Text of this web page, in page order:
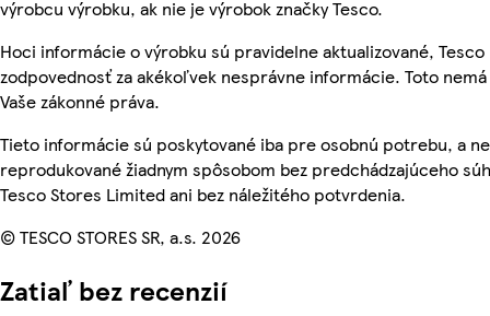
výrobcu výrobku, ak nie je výrobok značky Tesco.
Hoci informácie o výrobku sú pravidelne aktualizované, Tesco
zodpovednosť za akékoľvek nesprávne informácie. Toto
Vaše zákonné práva.
Tieto informácie sú poskytované iba pre osobnú potrebu, a
reprodukované žiadnym spôsobom bez predchádzajúceho
Tesco Stores Limited ani bez náležitého potvrdenia.
© TESCO STORES SR, a.s. 2026
Zatiaľ bez recenzií